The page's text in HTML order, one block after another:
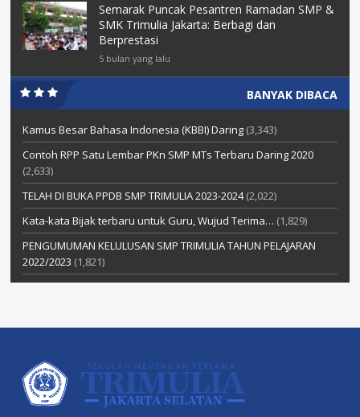
Semarak Puncak Pesantren Ramadan SMP &
SMK Trimulia Jakarta: Berbagi dan
Berprestasi
5 bulan yang lalu
BANYAK DIBACA
Kamus Besar Bahasa Indonesia (KBBI) Daring (3,343)
Contoh RPP Satu Lembar PKn SMP MTs Terbaru Daring 2020
(2,633)
TELAH DI BUKA PPDB SMP TRIMULIA 2023-2024 (2,022)
Kata-kata Bijak terbaru untuk Guru, Wujud Terima… (1,829)
PENGUMUMAN KELULUSAN SMP TRIMULIA TAHUN PELAJARAN
2022/2023 (1,821)